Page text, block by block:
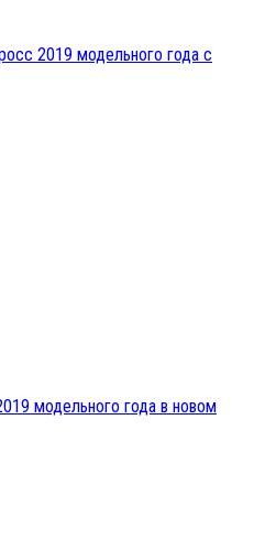
2019 модельного года с
модельного года в новом